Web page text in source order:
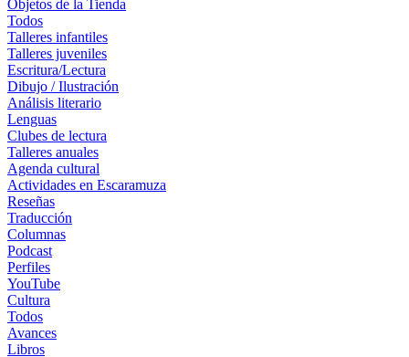
Objetos de la Tienda
Todos
Talleres infantiles
Talleres juveniles
Escritura/Lectura
Dibujo / Ilustración
Análisis literario
Lenguas
Clubes de lectura
Talleres anuales
Agenda cultural
Actividades en Escaramuza
Reseñas
Traducción
Columnas
Podcast
Perfiles
YouTube
Cultura
Todos
Avances
Libros